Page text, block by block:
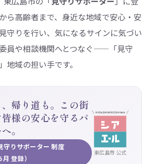
ら高齢者まで、身近な地域で安心・安
守りを行い、気になるサインに気づい
員や相談機関へとつなぐ——「見守
地域の担い手です。
帰り道も。この街
様の安心を守るパ
。
守りサポーター 制度
登録）
東広島市 公式